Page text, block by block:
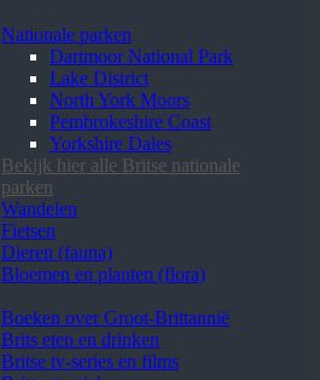
Nationale parken
Dartmoor National Park
Lake District
North York Moors
Pembrokeshire Coast
Yorkshire Dales
Bekijk hier alle Britse nationale
parken
Wandelen
Fietsen
Dieren (fauna)
Bloemen en planten (flora)
Boeken over Groot-Brittannië
Brits eten en drinken
Britse tv-series en films